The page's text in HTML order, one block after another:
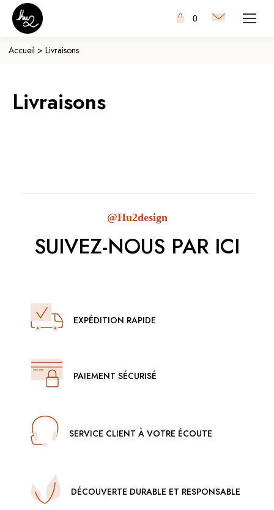
0
Accueil > Livraisons
Livraisons
@Hu2design
SUIVEZ-NOUS PAR ICI
EXPÉDITION RAPIDE
PAIEMENT SÉCURISÉ
SERVICE CLIENT À VOTRE ÉCOUTE
DÉCOUVERTE DURABLE ET RESPONSABLE